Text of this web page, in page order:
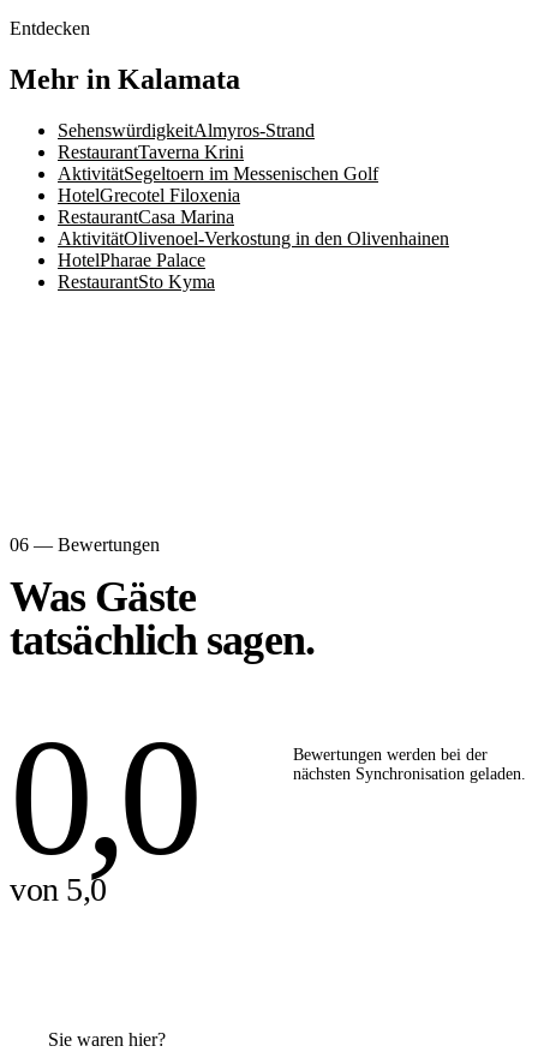
Entdecken
Mehr in Kalamata
SehenswürdigkeitAlmyros-Strand
RestaurantTaverna Krini
AktivitätSegeltoern im Messenischen Golf
HotelGrecotel Filoxenia
RestaurantCasa Marina
AktivitätOlivenoel-Verkostung in den Olivenhainen
HotelPharae Palace
RestaurantSto Kyma
06 — Bewertungen
Was Gäste
tatsächlich sagen.
0,0
von 5,0
Bewertungen werden bei der
nächsten Synchronisation geladen.
Sie waren hier?